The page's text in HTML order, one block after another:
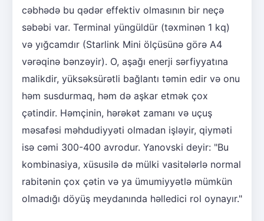
cəbhədə bu qədər effektiv olmasının bir neçə
səbəbi var. Terminal yüngüldür (təxminən 1 kq)
və yığcamdır (Starlink Mini ölçüsünə görə A4
vərəqinə bənzəyir). O, aşağı enerji sərfiyyatına
malikdir, yüksəksürətli bağlantı təmin edir və onu
həm susdurmaq, həm də aşkar etmək çox
çətindir. Həmçinin, hərəkət zamanı və uçuş
məsafəsi məhdudiyyəti olmadan işləyir, qiyməti
isə cəmi 300-400 avrodur. Yanovski deyir: "Bu
kombinasiya, xüsusilə də mülki vasitələrlə normal
rabitənin çox çətin və ya ümumiyyətlə mümkün
olmadığı döyüş meydanında həlledici rol oynayır."